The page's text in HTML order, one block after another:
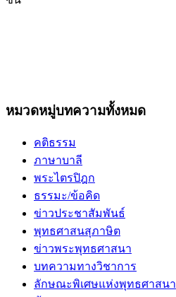
หมวดหมู่บทความทั้งหมด
คติธรรม
ภาษาบาลี
พระไตรปิฎก
ธรรมะ/ข้อคิด
ข่าวประชาสัมพันธ์
พุทธศาสนสุภาษิต
ข่าวพระพุทธศาสนา
บทความทางวิชาการ
ลักษณะพิเศษแห่งพุทธศาสนา